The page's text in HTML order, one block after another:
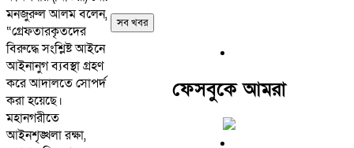
মনজুরুল আলম বলেন,
“গ্রেফতারকৃতদের
বিরুদ্ধে সংশ্লিষ্ট আইনে
আইনানুগ ব্যবস্থা গ্রহণ
করে আদালতে সোপর্দ
করা হয়েছে।
মহানগরীতে
আইনশৃঙ্খলা রক্ষা,
সব খবর
ফেসবুকে আমরা